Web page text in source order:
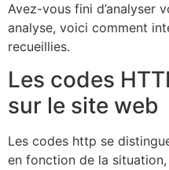
Avez-vous fini d’analyser
analyse, voici comment
recueillies.
Les codes
sur le site web
Les codes http se
en fonction de la